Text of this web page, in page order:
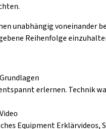
unabhängig voneinander
Reihenfolge
erlernen. Technik
Equipment Erklärvideos,